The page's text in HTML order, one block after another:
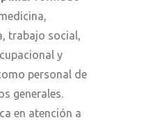
trabajo social,
y
personal de
generales.
en atención a